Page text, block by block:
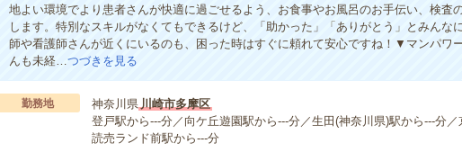
地よい環境でより患者さんが快適に過ごせるよう、お食事やお風呂のお手伝い、検査
します。特別なスキルがなくてもできるけど、「助かった」「ありがとう」とみんな
師や看護師さんが近くにいるのも、困った時はすぐに頼れて安心ですね！▼マンパワ
んも未経… つづきを見る
勤務地 神奈川県 川崎市多摩区
登戸駅から---分／向ケ丘遊園駅から---分／生田(神奈川県)駅から---分
読売ランド前駅から---分